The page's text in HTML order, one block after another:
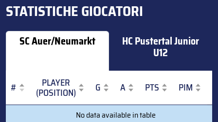
STATISTICHE GIOCATORI
SC Auer/Neumarkt HC Pustertal Junior
U12
# PLAYER
(POSITION) G A PTS
PIM
G A PTS
No data available in table